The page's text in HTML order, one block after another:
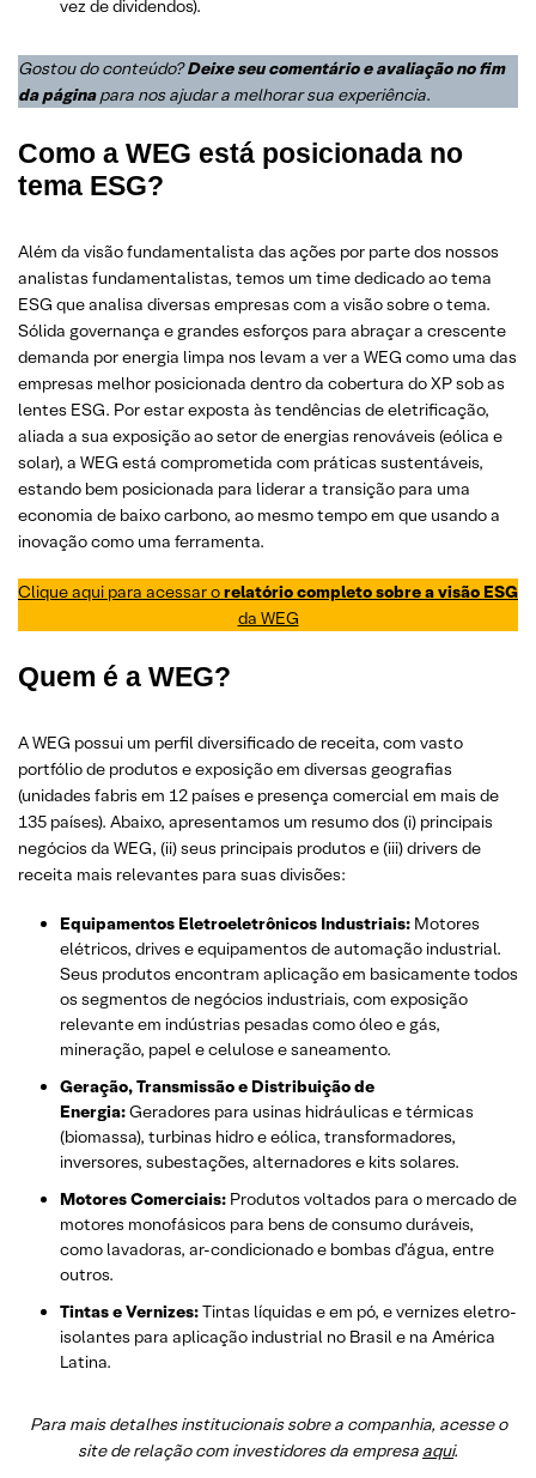
vez de dividendos).
Gostou do conteúdo?Deixe seu comentário e avaliação no fim
da páginapara nos ajudar a melhorar sua experiência.
Como a WEG está posicionada no
tema ESG?
Além da visão fundamentalista das ações por parte dos nossos
analistas fundamentalistas, temos um time dedicado ao tema
ESG que analisa diversas empresas com a visão sobre o tema.
Sólida governança e grandes esforços para abraçar a crescente
demanda por energia limpa nos levam a ver a WEG como uma das
empresas melhor posicionada dentro da cobertura do XP sob as
lentes ESG. Por estar exposta às tendências de eletrificação,
aliada a sua exposição ao setor de energias renováveis ​​(eólica e
solar), a WEG está comprometida com práticas sustentáveis,
estando bem posicionada para liderar a transição para uma
economia de baixo carbono, ao mesmo tempo em que usando a
inovação como uma ferramenta.
Clique aqui para acessar orelatório completo sobre a visão ESG
da WEG
Quem é a WEG?
A WEG possui um perfil diversificado de receita, com vasto
portfólio de produtos e exposição em diversas geografias
(unidades fabris em 12 países e presença comercial em mais de
135 países). Abaixo, apresentamos um resumo dos (i) principais
negócios da WEG, (ii) seus principais produtos e (iii) drivers de
receita mais relevantes para suas divisões:
Equipamentos Eletroeletrônicos Industriais: Motores
elétricos, drives e equipamentos de automação industrial.
Seus produtos encontram aplicação em basicamente todos
os segmentos de negócios industriais, com exposição
relevante em indústrias pesadas como óleo e gás,
mineração, papel e celulose e saneamento.
Geração, Transmissão e Distribuição de
Energia:Geradores para usinas hidráulicas e térmicas
(biomassa), turbinas hidro e eólica, transformadores,
inversores, subestações, alternadores e kits solares.
Motores Comerciais: Produtos voltados para o mercado de
motores monofásicos para bens de consumo duráveis,
como lavadoras, ar-condicionado e bombas d’água, entre
outros.
Tintas e Vernizes:Tintas líquidas e em pó, e vernizes eletro-
isolantes para aplicação industrial no Brasil e na América
Latina.
Para mais detalhes institucionais sobre a companhia, acesse o
site de relação com investidores da empresa aqui.